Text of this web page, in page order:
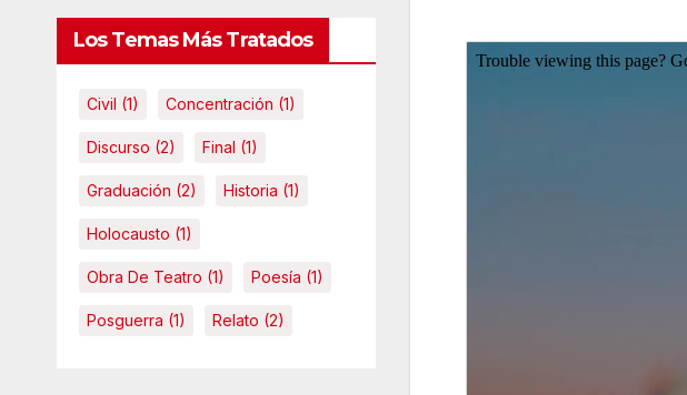
Los Temas Más Tratados
Civil (1) Concentración (1)
Discurso (2) Final (1)
Graduación (2) Historia (1)
Holocausto (1)
Obra De Teatro (1) Poesía (1)
Posguerra (1) Relato (2)